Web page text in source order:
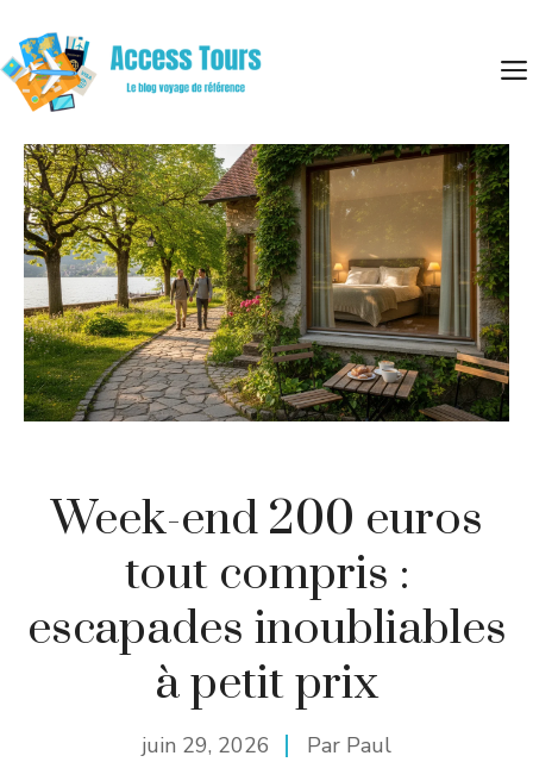
au
contenu
Week-end 200 euros
tout compris :
escapades inoubliables
à petit prix
juin 29, 2026 Par Paul